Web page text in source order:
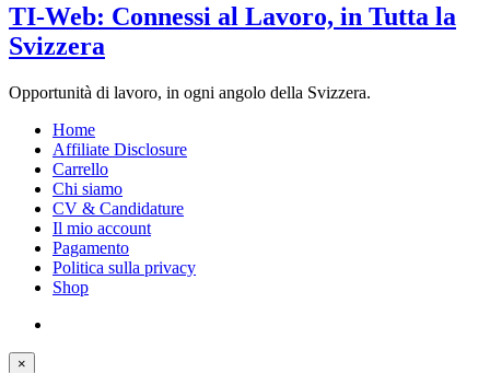
TI-Web: Connessi al Lavoro, in Tutta la
Svizzera
Opportunità di lavoro, in ogni angolo della Svizzera.
Home
Affiliate Disclosure
Carrello
Chi siamo
CV & Candidature
Il mio account
Pagamento
Politica sulla privacy
Shop
×